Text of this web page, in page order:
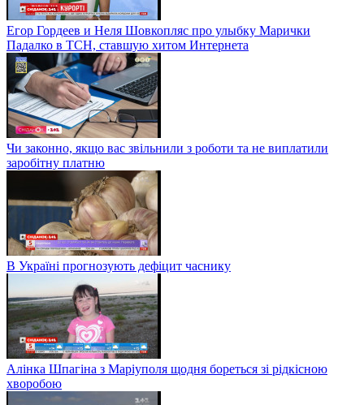
Егор Гордеев и Неля Шовкопляс про улыбку Марички
Падалко в ТСН, ставшую хитом Интернета
Чи законно, якщо вас звільнили з роботи та не виплатили
заробітну платню
В Україні прогнозують дефіцит часнику
Алінка Шпагіна з Маріуполя щодня бореться зі рідкісною
хворобою